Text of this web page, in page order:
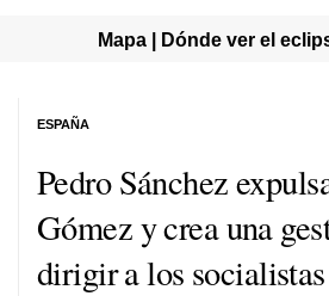
Mapa | Dónde ver el
Pedro Sánchez
Gómez y crea una
dirigir a los
ESPAÑA